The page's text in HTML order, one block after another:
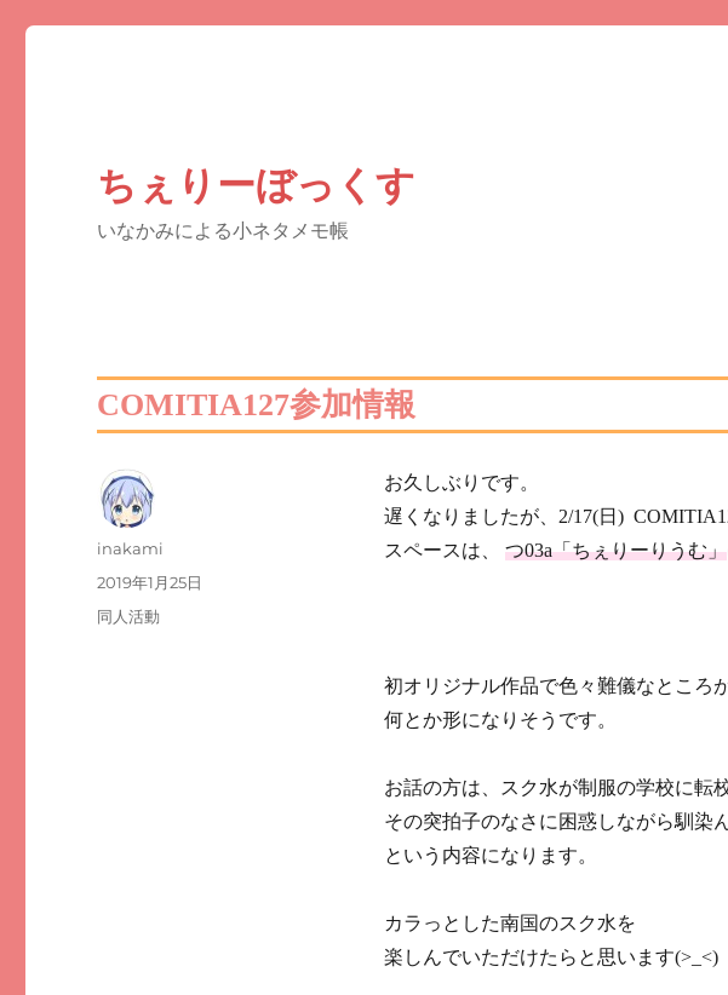
ちぇりーぼっくす
いなかみによる小ネタメモ帳
COMITIA127参加情報
お久しぶりです。
遅くなりましたが、2/17(日)
スペースは、 つ03a「ちぇりーりうむ」
初オリジナル作品で色々難儀なところ
何とか形になりそうです。
お話の方は、スク水が制服の学校に転
その突拍子のなさに困惑しながら馴染
という内容になります。
カラっとした南国のスク水を
楽しんでいただけたらと思います(>_<)
投
inakami
投
稿
2019年1月25日
カ
同人活動